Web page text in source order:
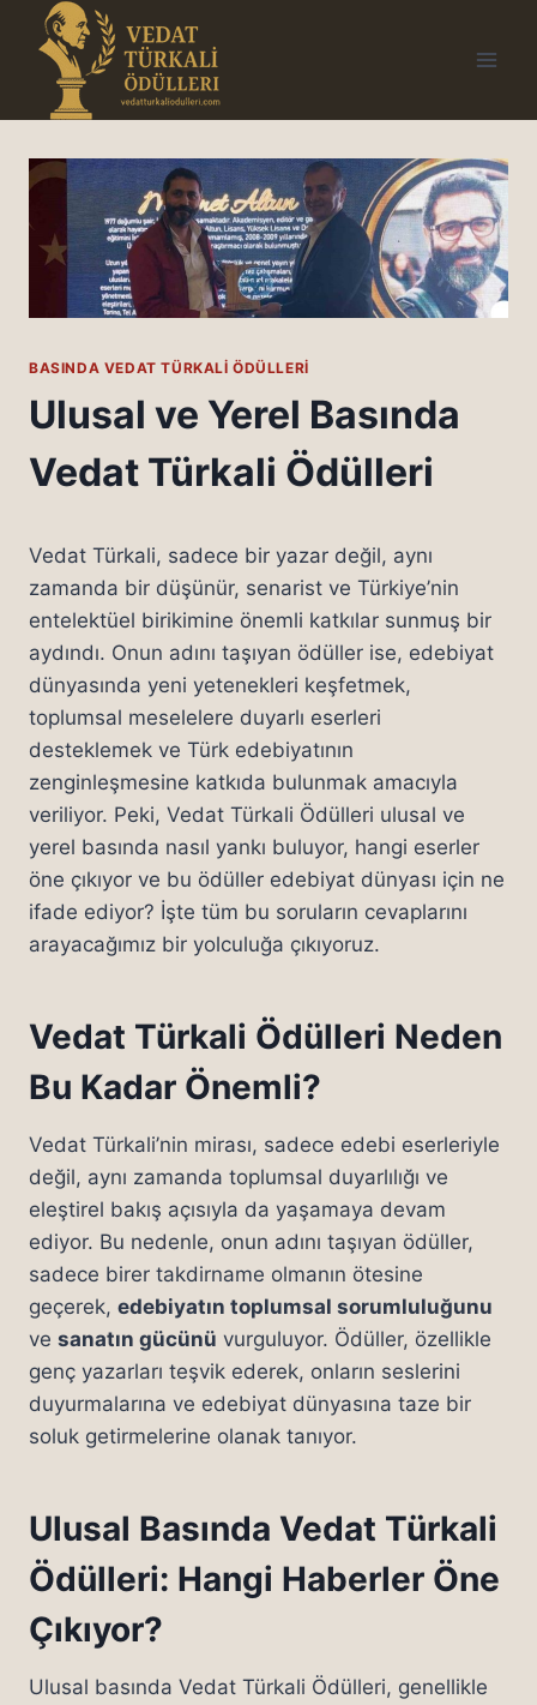
content
BASINDA VEDAT TÜRKALI ÖDÜLLERI
Ulusal ve Yerel Basında
Vedat Türkali Ödülleri
Vedat Türkali, sadece bir yazar değil, aynı
zamanda bir düşünür, senarist ve Türkiye’nin
entelektüel birikimine önemli katkılar sunmuş bir
aydındı. Onun adını taşıyan ödüller ise, edebiyat
dünyasında yeni yetenekleri keşfetmek,
toplumsal meselelere duyarlı eserleri
desteklemek ve Türk edebiyatının
zenginleşmesine katkıda bulunmak amacıyla
veriliyor. Peki, Vedat Türkali Ödülleri ulusal ve
yerel basında nasıl yankı buluyor, hangi eserler
öne çıkıyor ve bu ödüller edebiyat dünyası için ne
ifade ediyor? İşte tüm bu soruların cevaplarını
arayacağımız bir yolculuğa çıkıyoruz.
Vedat Türkali Ödülleri Neden
Bu Kadar Önemli?
Vedat Türkali’nin mirası, sadece edebi eserleriyle
değil, aynı zamanda toplumsal duyarlılığı ve
eleştirel bakış açısıyla da yaşamaya devam
ediyor. Bu nedenle, onun adını taşıyan ödüller,
sadece birer takdirname olmanın ötesine
geçerek, edebiyatın toplumsal sorumluluğunu
ve sanatın gücünü vurguluyor. Ödüller, özellikle
genç yazarları teşvik ederek, onların seslerini
duyurmalarına ve edebiyat dünyasına taze bir
soluk getirmelerine olanak tanıyor.
Ulusal Basında Vedat Türkali
Ödülleri: Hangi Haberler Öne
Çıkıyor?
Ulusal basında Vedat Türkali Ödülleri, genellikle